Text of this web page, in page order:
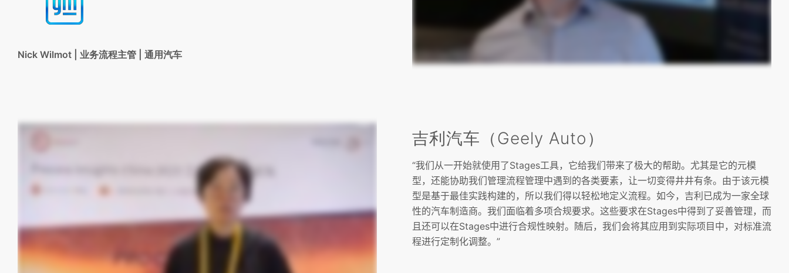
Nick Wilmot | 业务流程主管 | 通用汽车
吉利汽车（Geely Auto）
“我们从一开始就使用了Stages工具，它给我们带来了极大的帮助。尤其是它的元模
型，还能协助我们管理流程管理中遇到的各类要素，让一切变得井井有条。由于该元模
型是基于最佳实践构建的，所以我们得以轻松地定义流程。如今，吉利已成为一家全球
性的汽车制造商。我们面临着多项合规要求。这些要求在Stages中得到了妥善管理，而
且还可以在Stages中进行合规性映射。随后，我们会将其应用到实际项目中，对标准流
程进行定制化调整。 ”